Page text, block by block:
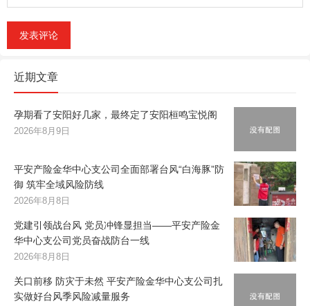
近期文章
孕期看了安阳好几家，最终定了安阳桓鸣宝悦阁
2026年8月9日
平安产险金华中心支公司全面部署台风“白海豚”防
御 筑牢全域风险防线
2026年8月8日
党建引领战台风 党员冲锋显担当——平安产险金
华中心支公司党员奋战防台一线
2026年8月8日
关口前移 防灾于未然 平安产险金华中心支公司扎
实做好台风季风险减量服务